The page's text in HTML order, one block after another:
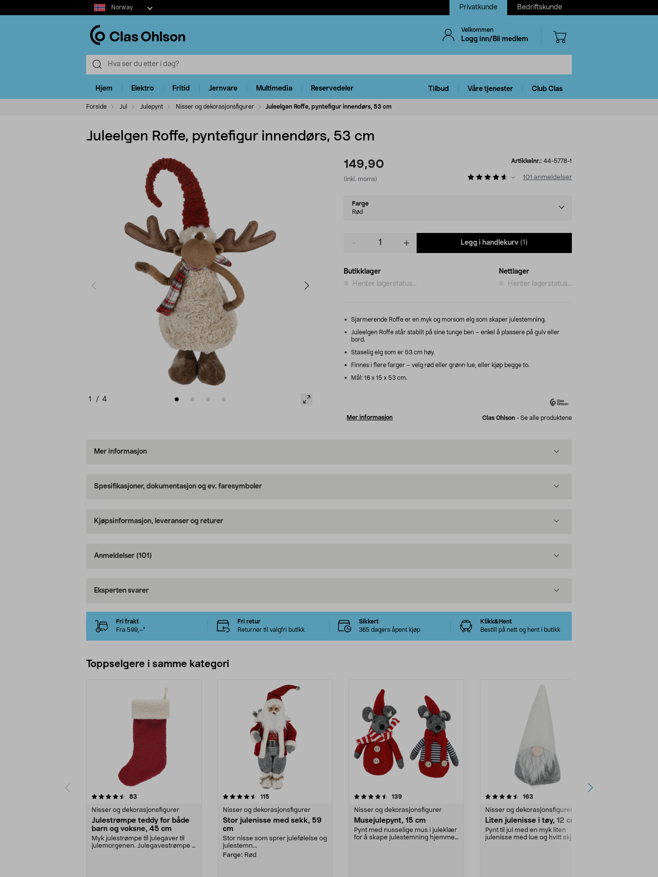
Select
market
Norway Privatkunde Bedriftskunde
Velkommen
Logg inn/Bli medlem
Hjem Elektro Fritid Jernvare Multimedia Reservedeler Tilbud Våre tjenester Club Clas
Forside Jul Julepynt Nisser og dekorasjonsfigurer Juleelgen Roffe, pyntefigur innendørs, 53 cm
Juleelgen Roffe, pyntefigur innendørs, 53 cm
1 / 4
149,90
(inkl. moms)
Artikkelnr.: 44-5778-1
101 anmeldelser
Select
variant
Farge
Rød
Legg i handlekurv (1)
Butikklager
Henter lagerstatus...
Nettlager
Henter lagerstatus...
Sjarmerende Roffe er en myk og morsom elg som skaper julestemning.
Juleelgen Roffe står stabilt på sine tunge ben – enkel å plassere på gulv eller
bord.
Staselig elg som er 53 cm høy.
Finnes i flere farger – velg rød eller grønn lue, eller kjøp begge to.
Mål: 16 x 15 x 53 cm.
Mer informasjon Clas Ohlson - Se alle produktene
Mer informasjon
Spesifikasjoner, dokumentasjon og ev. faresymboler
Kjøpsinformasjon, leveranser og returer
Anmeldelser (101)
Eksperten svarer
Fri frakt
Fra 599,–*
Fri retur
Returner til valgfri butikk
Sikkert
365 dagers åpent kjøp
Klikk&Hent
Bestill på nett og hent i butikk
Toppselgere i samme kategori
83
Nisser og dekorasjonsfigurer
Julestrømpe teddy for både
barn og voksne, 45 cm
Myk julestrømpe til julegaver til
julemorgenen. Julegavestrømpe i
4.5 av 5 stjerner 115anmeldelser
Nisser og dekorasjonsfigurer
Stor julenisse med sekk, 59
cm
Stor nisse som sprer julefølelse og
julestemn...
Farge: Rød
4.5 av 5 stjerner 139anmeldelser
Nisser og dekorasjonsfigurer
Musejulepynt, 15 cm
Pynt med nusselige mus i juleklær
for å skape julestemning hjemme.
4.5 av 5 stjerner 163
Nisser og dekorasjonsfigurer
Liten julenisse i tøy, 12 cm
Pynt til jul med en myk liten
julenisse med lue og hvitt skjegg.
4.5 av 5 stjerner